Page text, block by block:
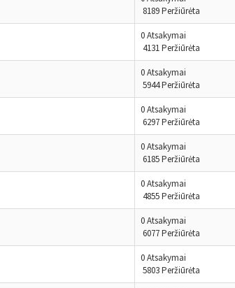
8189 Peržiūrėta
0 Atsakymai
4131 Peržiūrėta
0 Atsakymai
5944 Peržiūrėta
0 Atsakymai
6297 Peržiūrėta
0 Atsakymai
6185 Peržiūrėta
0 Atsakymai
4855 Peržiūrėta
0 Atsakymai
6077 Peržiūrėta
0 Atsakymai
5803 Peržiūrėta